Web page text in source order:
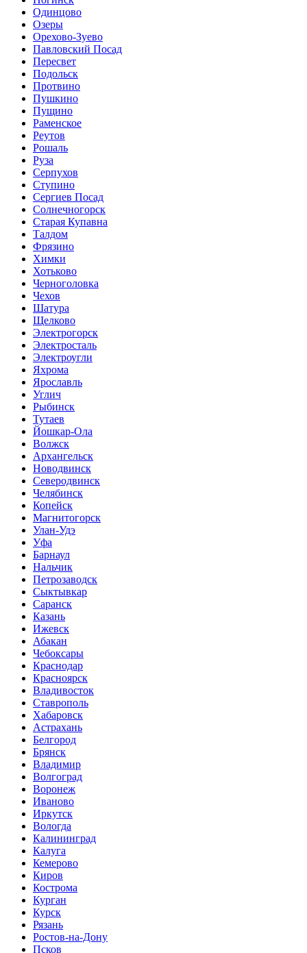
Одинцово
Озеры
Орехово-Зуево
Павловский Посад
Пересвет
Подольск
Протвино
Пушкино
Пущино
Раменское
Реутов
Рошаль
Руза
Серпухов
Ступино
Сергиев Посад
Солнечногорск
Старая Купавна
Талдом
Фрязино
Химки
Хотьково
Черноголовка
Чехов
Шатура
Щелково
Электрогорск
Электросталь
Электроугли
Яхрома
Ярославль
Углич
Рыбинск
Тутаев
Йошкар-Ола
Волжск
Архангельск
Новодвинск
Северодвинск
Челябинск
Копейск
Магнитогорск
Улан-Удэ
Уфа
Барнаул
Нальчик
Петрозаводск
Сыктывкар
Саранск
Казань
Ижевск
Абакан
Чебоксары
Краснодар
Красноярск
Владивосток
Ставрополь
Хабаровск
Астрахань
Белгород
Брянск
Владимир
Волгоград
Воронеж
Иваново
Иркутск
Вологда
Калининград
Калуга
Кемерово
Киров
Кострома
Курган
Курск
Рязань
Ростов-на-Дону
Псков